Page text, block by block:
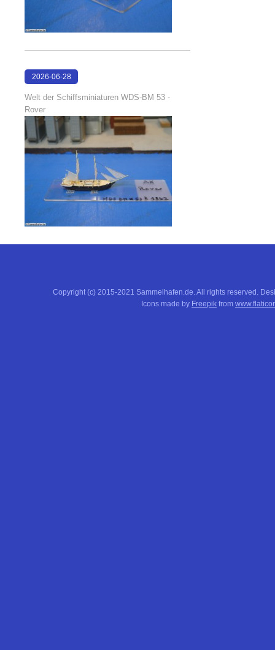
2026-06-28
Welt der Schiffsminiaturen WDS-BM 53 -
Rover
Copyright (c) 2015-2021 Sammelhafen.de. All rights reserved.
Icons made by Freepik from